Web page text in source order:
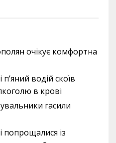
очікує комфортна
водій скоїв
в крові
гасили
із